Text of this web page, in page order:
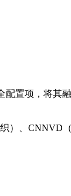
配置项，将其
）、CNNVD